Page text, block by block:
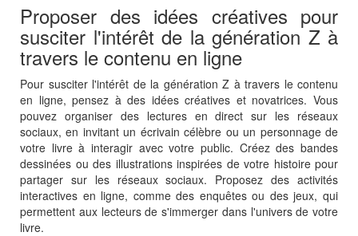
Proposer des idées créatives pour
susciter l'intérêt de la génération Z à
travers le contenu en ligne
Pour susciter l'intérêt de la génération Z à travers le contenu
en ligne, pensez à des idées créatives et novatrices. Vous
pouvez organiser des lectures en direct sur les réseaux
sociaux, en invitant un écrivain célèbre ou un personnage de
votre livre à interagir avec votre public. Créez des bandes
dessinées ou des illustrations inspirées de votre histoire pour
partager sur les réseaux sociaux. Proposez des activités
interactives en ligne, comme des enquêtes ou des jeux, qui
permettent aux lecteurs de s'immerger dans l'univers de votre
livre.